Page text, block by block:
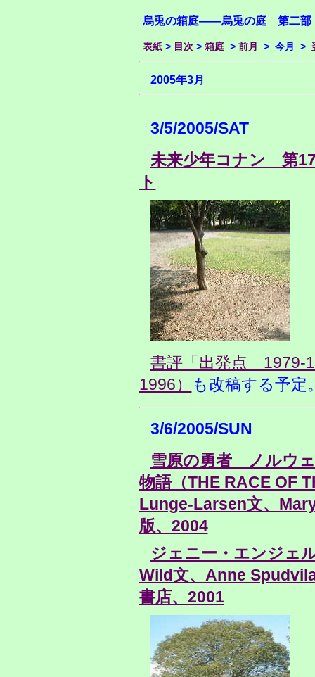
烏兎の箱庭――烏兎の庭 第二
表紙> 目次 > 箱庭> 前月 > 今月 >
2005年3月
3/5/2005/SAT
未来少年コナン 第
ト
書評「出発点 1979-
1996）
も改稿する予定
3/6/2005/SUN
雪原の勇者 ノルウ
物語（THE RACE OF
Lunge-Larsen文、
版、2004
ジェニー・エンジェ
Wild文、Anne
書店、2001